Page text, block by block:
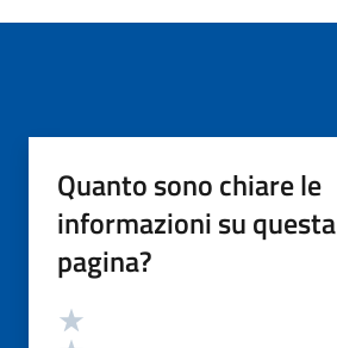
Quanto sono chiare le
informazioni su questa
pagina?
Valutazione